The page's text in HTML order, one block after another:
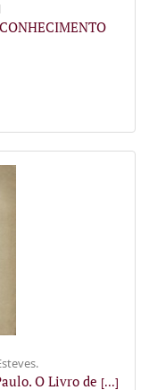
O Livro de [...]